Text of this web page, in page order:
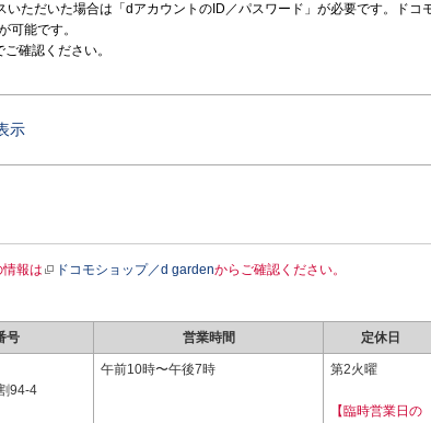
ただいた場合は「dアカウントのID／パスワード」が必要です。ドコ
可能です。
ご確認ください。
示
報は ドコモショップ／d gardenからご確認ください。
号 営業時間 定休日
94-4
午前10時〜午後7時 第2火曜
【臨時営業日の